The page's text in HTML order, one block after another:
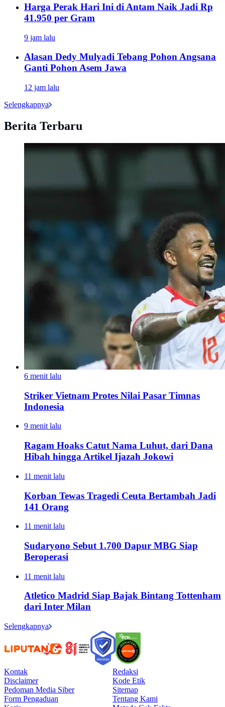
Harga Perak Hari Ini di Antam Naik Jadi Rp
41.950 per Gram
9 jam lalu
Alasan Dedy Mulyadi Tebang Pohon Angsana
Ganti Pohon Asem Jawa
12 jam lalu
Selengkapnya
Berita Terbaru
6 menit lalu
Striker Vietnam Protes Nilai Pasar Timnas
Indonesia
9 menit lalu
Ragam Hoaks Catut Nama Luhut, dari Dana
Hibah hingga Artikel Ijazah Jokowi
11 menit lalu
Korban Tewas Tragedi Ceuta Bertambah Jadi
141 Orang
11 menit lalu
Sudaryono Sebut 1.700 Dapur MBG Siap
Beroperasi
11 menit lalu
Atletico Madrid Siap Bajak Bintang Tottenham
dari Inter Milan
Selengkapnya
Kontak
Redaksi
Disclaimer
Kode Etik
Pedoman Media Siber
Sitemap
Form Pengaduan
Tentang Kami